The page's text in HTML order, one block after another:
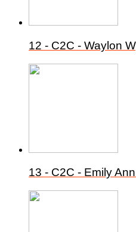
12 - C2C - Waylon
13 - C2C - Emily